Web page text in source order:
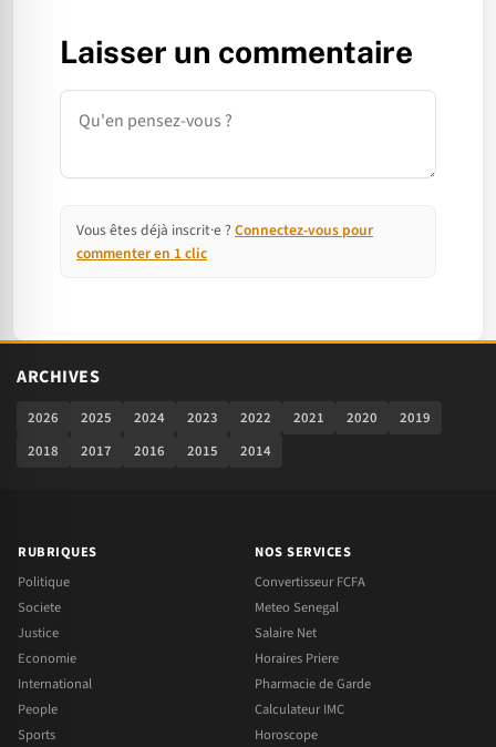
Laisser un commentaire
Commentaire
Vous êtes déjà inscrit·e ? Connectez-vous pour
commenter en 1 clic
ARCHIVES
2026 2025 2024 2023 2022 2021 2020
2019
2018
2017 2016 2015 2014
RUBRIQUES
Politique
Societe
Justice
Economie
International
People
Sports
NOS SERVICES
Convertisseur FCFA
Meteo Senegal
Salaire Net
Horaires Priere
Pharmacie de Garde
Calculateur IMC
Horoscope